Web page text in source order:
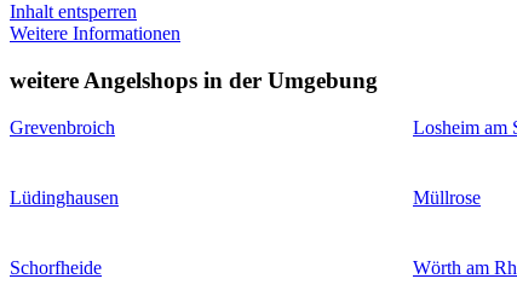
Inhalt entsperren
Weitere Informationen
weitere Angelshops in der Umgebung
Grevenbroich Losheim am
Lüdinghausen Müllrose
Schorfheide Wörth am